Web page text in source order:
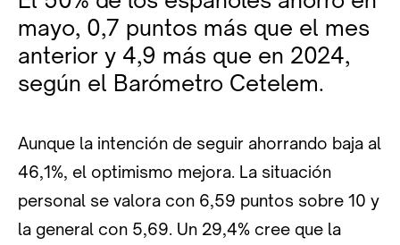
mayo, 0,7 puntos más que el mes
anterior y 4,9 más que en 2024,
según el Barómetro Cetelem.
Aunque la intención de seguir ahorrando baja al
46,1%, el optimismo mejora. La situación
personal se valora con 6,59 puntos sobre 10 y
la general con 5,69. Un 29,4% cree que la